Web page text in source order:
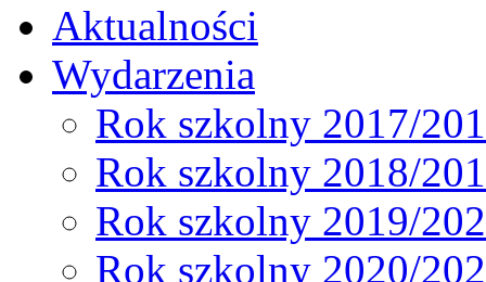
Aktualności
Wydarzenia
Rok szkolny 2017/
Rok szkolny 2018/
Rok szkolny 2019/
Rok szkolny 2020/